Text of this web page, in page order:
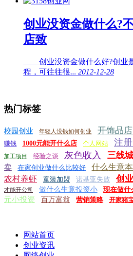
创业没资金做什么?
店致
创业没资金做什么好?创业
程，可往往很... 2012-12-28
热门标签
校园创业 年轻人没钱如何创业 开饰品
赚钱
1000元能开什么店 个人网站 注
加工项目
经验之谈 灰色收入 三线
卖
在家创业做什么比较好 什么生意
农村养虾 童装加盟 诺基亚失败 创
才能开公司
做什么生意投资小 现在做什
元小投资
百万富翁 营销策略 开家猪
网站首页
创业资讯